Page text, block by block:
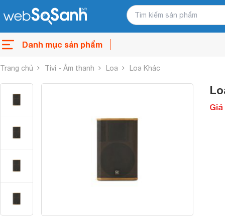
Danh mục sản phẩm
Trang chủ Tivi - Âm thanh Loa Loa Khác
Giá